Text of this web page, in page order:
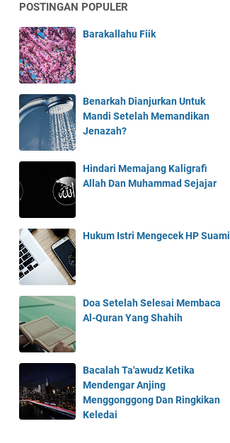
POSTINGAN POPULER
Barakallahu Fiik
Benarkah Dianjurkan Untuk
Mandi Setelah Memandikan
Jenazah?
Hindari Memajang Kaligrafi
Allah Dan Muhammad Sejajar
Hukum Istri Mengecek HP Suami
Doa Setelah Selesai Membaca
Al-Quran Yang Shahih
Bacalah Ta'awudz Ketika
Mendengar Anjing
Menggonggong Dan Ringkikan
Keledai